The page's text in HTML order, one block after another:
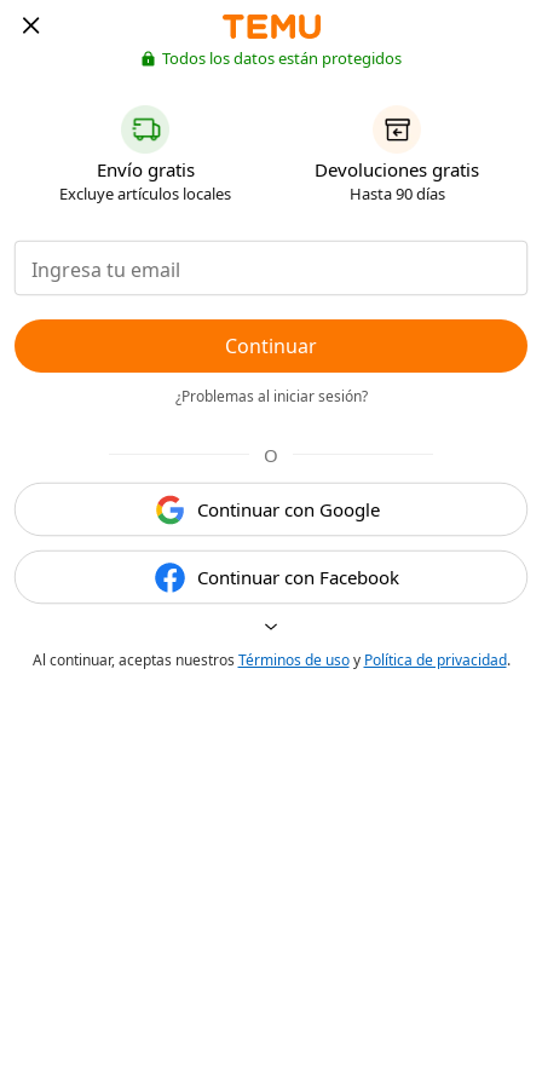
Todos los datos están protegidos
Envío gratis
Excluye artículos locales
Devoluciones gratis
Hasta 90 días
Continuar
¿Problemas al iniciar sesión?
O
Continuar con Google
Continuar con Facebook
Al continuar, aceptas nuestros Términos de usoy Política de privacidad.